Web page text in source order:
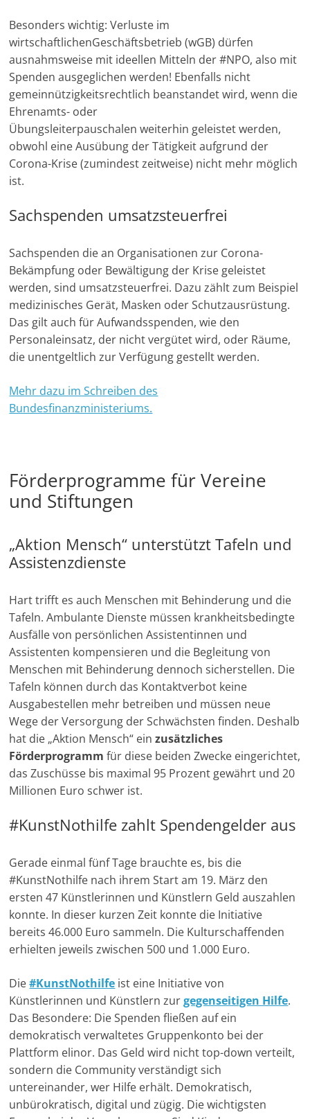
Besonders wichtig: Verluste im
wirtschaftlichenGeschäftsbetrieb (wGB) dürfen
ausnahmsweise mit ideellen Mitteln der #NPO, also mit
Spenden ausgeglichen werden! Ebenfalls nicht
gemeinnützigkeitsrechtlich beanstandet wird, wenn die
Ehrenamts- oder
Übungsleiterpauschalen weiterhin geleistet werden,
obwohl eine Ausübung der Tätigkeit aufgrund der
Corona-Krise (zumindest zeitweise) nicht mehr möglich
ist.
Sachspenden umsatzsteuerfrei
Sachspenden die an Organisationen zur Corona-
Bekämpfung oder Bewältigung der Krise geleistet
werden, sind umsatzsteuerfrei. Dazu zählt zum Beispiel
medizinisches Gerät, Masken oder Schutzausrüstung.
Das gilt auch für Aufwandsspenden, wie den
Personaleinsatz, der nicht vergütet wird, oder Räume,
die unentgeltlich zur Verfügung gestellt werden.
Mehr dazu im Schreiben des
Bundesfinanzministeriums.
Förderprogramme für Vereine
und Stiftungen
„Aktion Mensch“ unterstützt Tafeln und
Assistenzdienste
Hart trifft es auch Menschen mit Behinderung und die
Tafeln. Ambulante Dienste müssen krankheitsbedingte
Ausfälle von persönlichen Assistentinnen und
Assistenten kompensieren und die Begleitung von
Menschen mit Behinderung dennoch sicherstellen. Die
Tafeln können durch das Kontaktverbot keine
Ausgabestellen mehr betreiben und müssen neue
Wege der Versorgung der Schwächsten finden. Deshalb
hat die „Aktion Mensch“ einzusätzliches
Förderprogramm für diese beiden Zwecke eingerichtet,
das Zuschüsse bis maximal 95 Prozent gewährt und 20
Millionen Euro schwer ist.
#KunstNothilfe zahlt Spendengelder aus
Gerade einmal fünf Tage brauchte es, bis die
#KunstNothilfe nach ihrem Start am 19. März den
ersten 47 Künstlerinnen und Künstlern Geld auszahlen
konnte. In dieser kurzen Zeit konnte die Initiative
bereits 46.000 Euro sammeln. Die Kulturschaffenden
erhielten jeweils zwischen 500 und 1.000 Euro.
Die#KunstNothilfe ist eine Initiative von
Künstlerinnen und Künstlern zurgegenseitigen Hilfe.
Das Besondere: Die Spenden fließen auf ein
demokratisch verwaltetes Gruppenkonto bei der
Plattform elinor. Das Geld wird nicht top-down verteilt,
sondern die Community verständigt sich
untereinander, wer Hilfe erhält. Demokratisch,
unbürokratisch, digital und zügig. Die wichtigsten